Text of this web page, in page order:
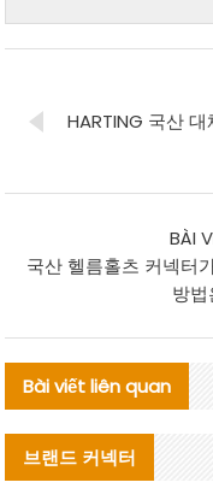
HARTING 국산
BÀI
국산 헬름홀츠 커넥터
방
Bài viết liên quan
브랜드 커넥터